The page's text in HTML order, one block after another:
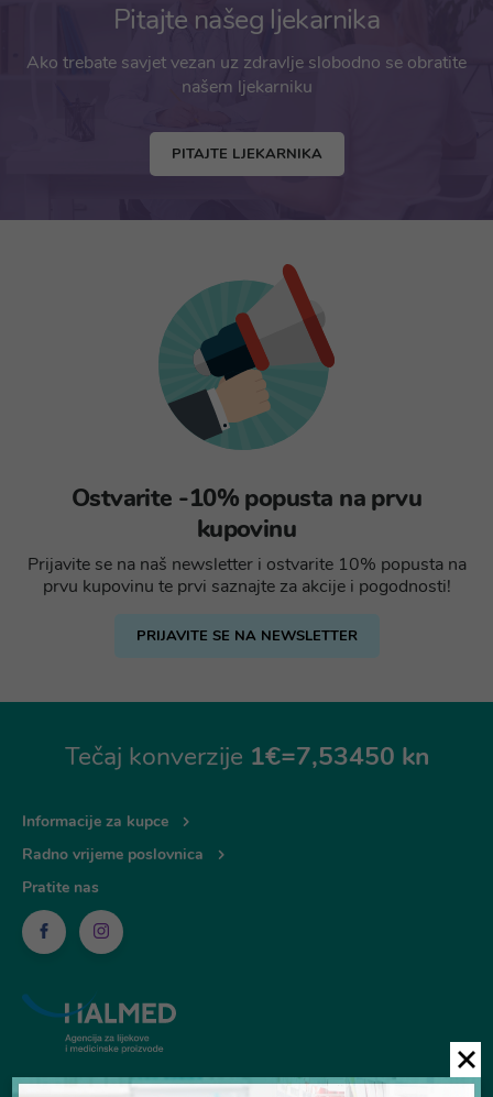
Pitajte našeg ljekarnika
Ako trebate savjet vezan uz zdravlje slobodno se obratite
našem ljekarniku
PITAJTE LJEKARNIKA
Ostvarite -10% popusta na prvu
kupovinu
Prijavite se na naš newsletter i ostvarite 10% popusta na
prvu kupovinu te prvi saznajte za akcije i pogodnosti!
PRIJAVITE SE NA NEWSLETTER
Tečaj konverzije 1€=7,53450 kn
Informacije za kupce
Radno vrijeme poslovnica
Pratite nas